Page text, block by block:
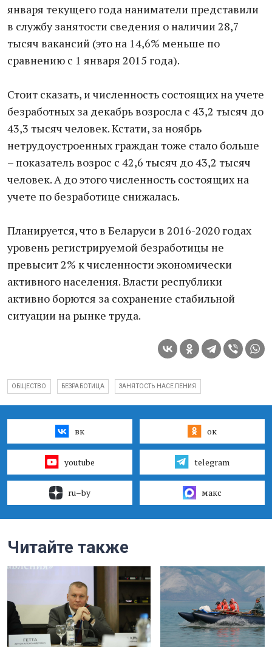
января текущего года наниматели представили
в службу занятости сведения о наличии 28,7
тысяч вакансий (это на 14,6% меньше по
сравнению с 1 января 2015 года).
Стоит сказать, и численность состоящих на учете
безработных за декабрь возросла с 43,2 тысяч до
43,3 тысяч человек. Кстати, за ноябрь
нетрудоустроенных граждан тоже стало больше
– показатель возрос с 42,6 тысяч до 43,2 тысяч
человек. А до этого численность состоящих на
учете по безработице снижалась.
Планируется, что в Беларуси в 2016-2020 годах
уровень регистрируемой безработицы не
превысит 2% к численности экономически
активного населения. Власти республики
активно борются за сохранение стабильной
ситуации на рынке труда.
ОБЩЕСТВО БЕЗРАБОТИЦА ЗАНЯТОСТЬ НАСЕЛЕНИЯ
вк ок
youtube telegram
ru–by макс
Читайте также